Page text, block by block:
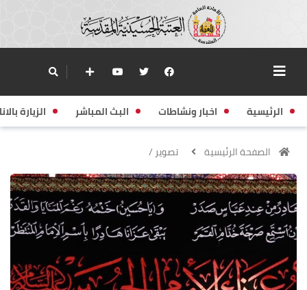
الرئيسية اخبار ونشاطات البث المباشر الزيارة
الصفحة الرئيسية تصوير /